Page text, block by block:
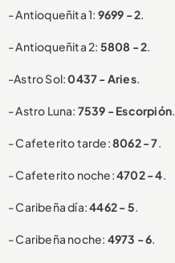
- Antioqueñita 1: 9699 - 2.
- Antioqueñita 2: 5808 - 2.
-Astro Sol:0437 - Aries.
- Astro Luna: 7539 - Escorpión.
- Cafeterito tarde:8062 - 7.
- Cafeterito noche:4702 - 4.
- Caribeña día:4462 - 5.
- Caribeña noche: 4973 - 6.